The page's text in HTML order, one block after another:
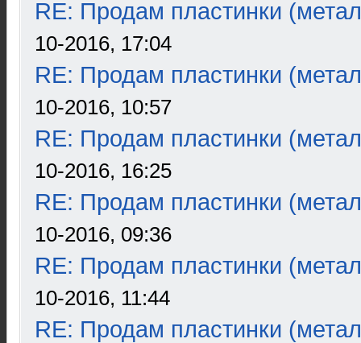
RE: Продам пластинки
10-2016, 17:04
RE: Продам пластинки
10-2016, 10:57
RE: Продам пластинки
10-2016, 16:25
RE: Продам пластинки
10-2016, 09:36
RE: Продам пластинки
10-2016, 11:44
RE: Продам пластинки